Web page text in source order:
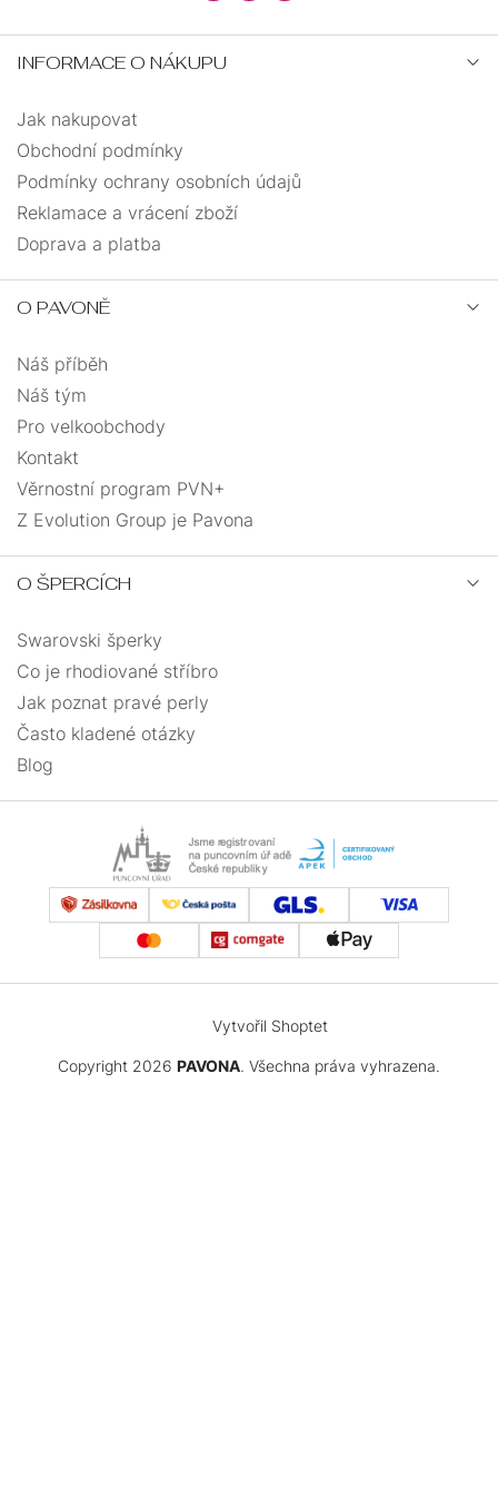
INFORMACE O NÁKUPU
Jak nakupovat
Obchodní podmínky
Podmínky ochrany osobních údajů
Reklamace a vrácení zboží
Doprava a platba
O PAVONĚ
Náš příběh
Náš tým
Pro velkoobchody
Kontakt
Věrnostní program PVN+
Z Evolution Group je Pavona
O ŠPERCÍCH
Swarovski šperky
Co je rhodiované stříbro
Jak poznat pravé perly
Často kladené otázky
Blog
Vytvořil Shoptet
Copyright 2026 PAVONA. Všechna práva vyhrazena.